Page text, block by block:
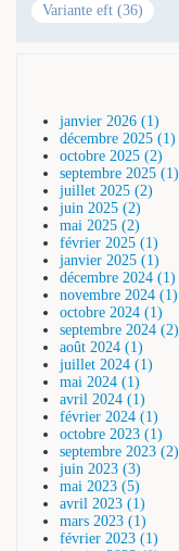
Variante eft (36)
janvier 2026 (1)
décembre 2025 (1)
octobre 2025 (2)
septembre 2025 (1)
juillet 2025 (2)
juin 2025 (2)
mai 2025 (2)
février 2025 (1)
janvier 2025 (1)
décembre 2024 (1)
novembre 2024 (1)
octobre 2024 (1)
septembre 2024 (2)
août 2024 (1)
juillet 2024 (1)
mai 2024 (1)
avril 2024 (1)
février 2024 (1)
octobre 2023 (1)
septembre 2023 (2)
juin 2023 (3)
mai 2023 (5)
avril 2023 (1)
mars 2023 (1)
février 2023 (1)